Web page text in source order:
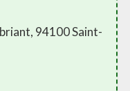
94100 Saint-